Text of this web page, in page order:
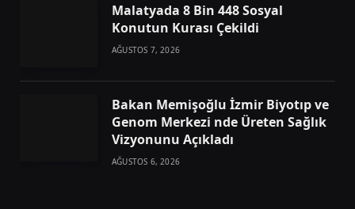
Malatyada 8 Bin 448 Sosyal
Konutun Kurası Çekildi
AĞUSTOS 7, 2026
Bakan Memişoğlu İzmir Biyotıp ve
Genom Merkezi nde Üreten Sağlık
Vizyonunu Açıkladı
AĞUSTOS 6, 2026